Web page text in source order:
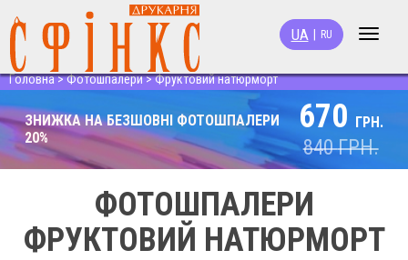
Toggle
UA RU
Головна>Фотошпалери>Фруктовий натюрморт
ЗНИЖКА НА БЕЗШОВНІ ФОТОШПАЛЕРИ
20%
670 ГРН.
840ГРН.
ФОТОШПАЛЕРИ
ФРУКТОВИЙ НАТЮРМОРТ